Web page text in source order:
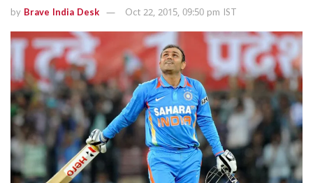
by Brave India Desk Oct 22, 2015, 09:50 pm IST